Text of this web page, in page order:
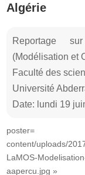
Algérie
Reportage
(Modélisation et
Faculté des
Université
Date: lundi 19
poster=
content/uploads/
LaMOS-
aapercu.jpg »